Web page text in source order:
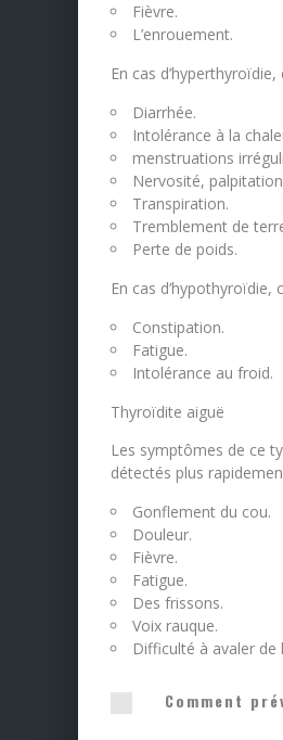
Fièvre.
L’enrouement.
En cas
Diarrhée.
Intolérance à la
menstruations
Nervosité,
Transpiration.
Tremblement de
Perte de poids.
En cas
Constipation.
Fatigue.
Intolérance au froid.
Thyroïdite aiguë
Les symptômes de ce
détectés plus
Gonflement du cou.
Douleur.
Fièvre.
Fatigue.
Des frissons.
Voix rauque.
Difficulté à avaler
Comment